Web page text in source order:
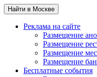
Найти в Москве
Реклама на сайте
Размещение
Размещение
Размещение
Размещение
Бесплатные события